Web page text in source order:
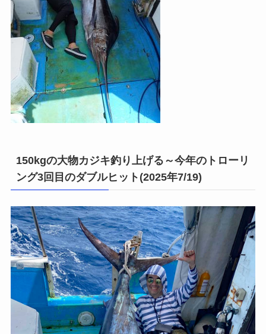
150kgの大物カジキ釣り上げる～今年のトローリ
ング3回目のダブルヒット(2025年7/19)